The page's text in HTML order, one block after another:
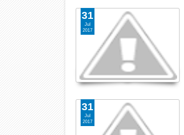
31
Jul
2017
31
Jul
2017